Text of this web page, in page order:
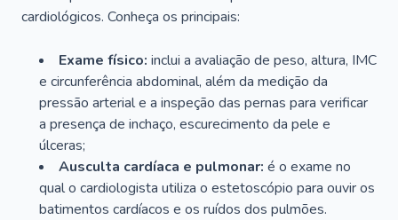
cardiológicos. Conheça os principais:
Exame físico: inclui a avaliação de peso, altura, IMC
e circunferência abdominal, além da medição da
pressão arterial e a inspeção das pernas para verificar
a presença de inchaço, escurecimento da pele e
úlceras;
Ausculta cardíaca e pulmonar: é o exame no
qual o cardiologista utiliza o estetoscópio para ouvir os
batimentos cardíacos e os ruídos dos pulmões.